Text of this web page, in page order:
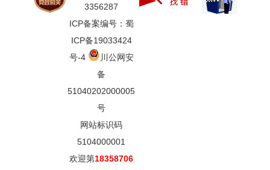
3356287
ICP备案编号：蜀
ICP备19033424
号-4
川公网安
备
51040202000005
号
网站标识码
5104000001
欢迎第18358706